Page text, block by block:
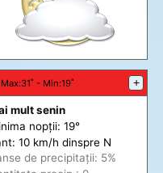
Max:31˚ - Min:19˚ +
mult senin
nopții: 19°
10 km/h dinspre N
de precipitații: 5%